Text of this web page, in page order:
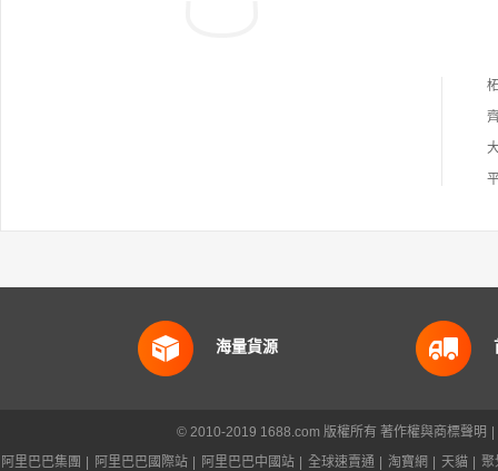
海量貨源
© 2010-2019 1688.com 版權所有 著作權與商標聲明
阿里巴巴集團
阿里巴巴國際站 阿里巴巴中國站 全球速賣通 淘寶網 天貓
聚